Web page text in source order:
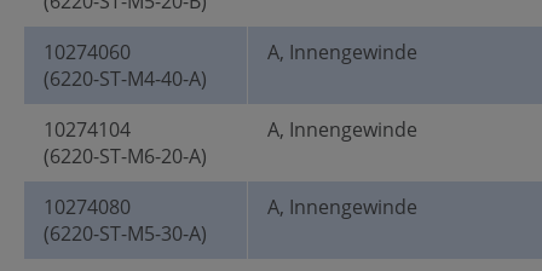
10274060
(6220-ST-M4-40-A)
A, Innengewinde
10274104
(6220-ST-M6-20-A)
A, Innengewinde
10274080
(6220-ST-M5-30-A)
A, Innengewinde